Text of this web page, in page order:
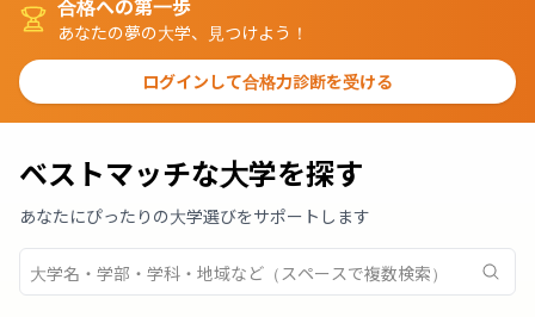
合格への第一歩
あなたの夢の大学、見つけよう！
ログインして合格力診断を受ける
ベストマッチな大学を探す
あなたにぴったりの大学選びをサポートします